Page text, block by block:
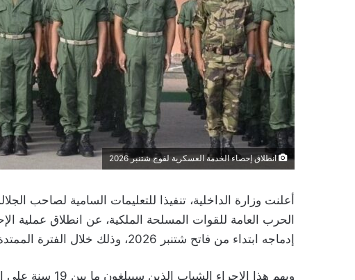
انطلاق إحصاء الخدمة العسكرية لفوج شتنبر 2026
أعلنت وزارة الداخلية، تنفيذا للتعليمات السامية لصاحب
الحرب العامة للقوات المسلحة الملكية، عن انطلاق عملية
إدماجه ابتداء من فاتح شتنبر 2026، وذلك خلال الفترة الممتدة من 2 مارس إلى 30 أبريل 2026.